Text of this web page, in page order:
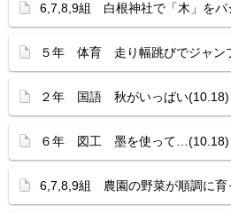
6,7,8,9組 白根神社で「木」をパ
５年 体育 走り幅跳びでジャン
２年 国語 秋がいっぱい(10.18)
６年 図工 墨を使って…(10.18)
6,7,8,9組 農園の野菜が順調に育